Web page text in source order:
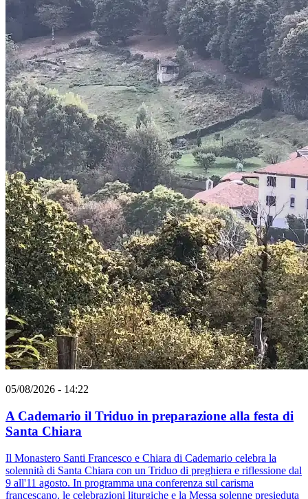
05/08/2026 - 14:22
A Cademario il Triduo in preparazione alla festa di
Santa Chiara
Il Monastero Santi Francesco e Chiara di Cademario celebra la
solennità di Santa Chiara con un Triduo di preghiera e riflessione dal
9 all'11 agosto. In programma una conferenza sul carisma
francescano, le celebrazioni liturgiche e la Messa solenne presieduta